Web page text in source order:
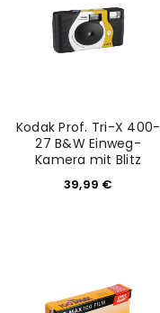
Kodak Prof. Tri-X 400-
27 B&W Einweg-
Kamera mit Blitz
39,99 €